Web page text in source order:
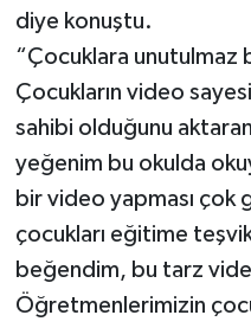
diye konuştu.
“Çocuklara unutulmaz
Çocukların video
sahibi olduğunu
yeğenim bu okulda
bir video yapması çok
çocukları eğitime
beğendim, bu tarz
Öğretmenlerimizin